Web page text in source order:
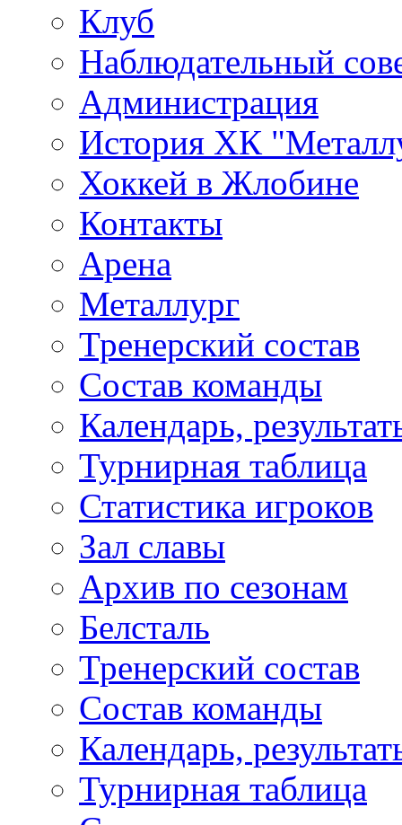
Клуб
Наблюдательный
Администрация
История ХК
Хоккей в Жлобине
Контакты
Арена
Металлург
Тренерский состав
Состав команды
Календарь,
Турнирная таблица
Статистика игроков
Зал славы
Архив по сезонам
Белсталь
Тренерский состав
Состав команды
Календарь,
Турнирная таблица